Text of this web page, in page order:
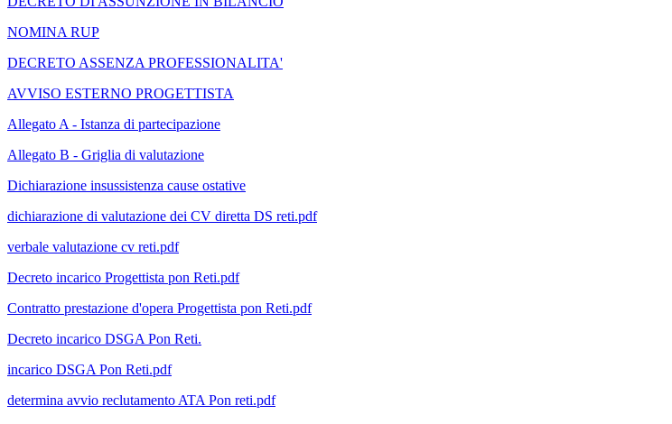
NOMINA RUP
DECRETO ASSENZA PROFESSIONALITA'
AVVISO ESTERNO PROGETTISTA
Allegato A - Istanza di partecipazione
Allegato B - Griglia di valutazione
Dichiarazione insussistenza cause ostative
dichiarazione di valutazione dei CV diretta DS reti.pdf
verbale valutazione cv reti.pdf
Decreto incarico Progettista pon Reti.pdf
Contratto prestazione d'opera Progettista pon Reti.pdf
Decreto incarico DSGA Pon Reti.
incarico DSGA Pon Reti.pdf
determina avvio reclutamento ATA Pon reti.pdf